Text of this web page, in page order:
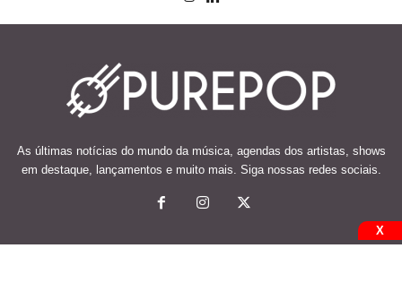
As últimas notícias do mundo da música, agendas dos artistas, shows
em destaque, lançamentos e muito mais. Siga nossas redes sociais.
X